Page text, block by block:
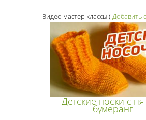
Видео мастер классы( Добавить
Детские носки с
бумеранг